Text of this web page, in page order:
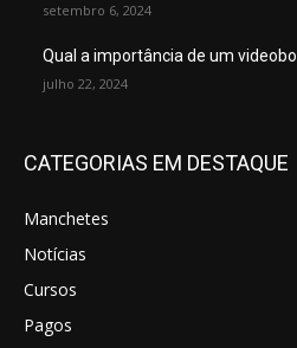
setembro 6, 2024
Qual a importância de um
julho 22, 2024
CATEGORIAS EM DESTAQUE
Manchetes
Notícias
Cursos
Pagos